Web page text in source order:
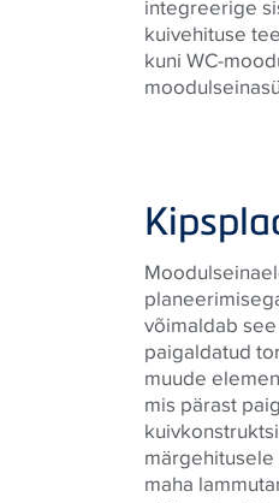
integreerige
kuivehituse
kuni WC-
võimaldab
paigaldatud
muude
mis pärast
maha